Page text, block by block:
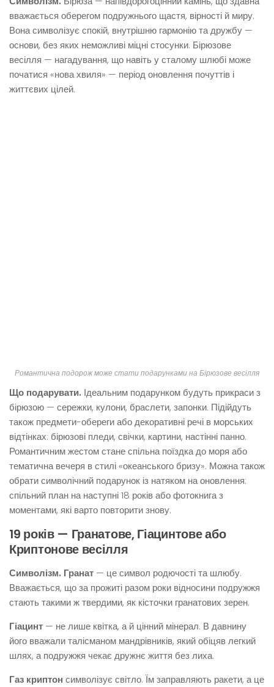
вважається оберегом подружнього щастя, вірності й миру.
Вона символізує спокій, внутрішню гармонію та дружбу —
основи, без яких неможливі міцні стосунки. Бірюзове
весілля — нагадування, що навіть у сталому шлюбі може
початися «нова хвиля» — період оновлення почуттів і
життєвих цілей.
Романтична подорож може стати подарунками на Бірюзове весілля
Що подарувати. Ідеальним подарунком будуть прикраси з
бірюзою — сережки, кулони, браслети, запонки. Підійдуть
також предмети-обереги або декоративні речі в морських
відтінках: бірюзові пледи, свічки, картини, настінні панно.
Романтичним жестом стане спільна поїздка до моря або
тематична вечеря в стилі «океанського бризу». Можна також
обрати символічний подарунок із натяком на оновлення:
спільний план на наступні 18 років або фотокнига з
моментами, які варто повторити знову.
19 років — Гранатове, Гіацинтове або
Криптонове весілля
Символізм. Гранат — це символ родючості та шлюбу.
Вважається, що за прожиті разом роки відносини подружжя
стають такими ж твердими, як кісточки гранатових зерен.
Гіацинт — не лише квітка, а й цінний мінерал. В давнину
його вважали талісманом мандрівників, який обіцяв легкий
шлях, а подружжя чекає дружнє життя без лиха.
Газ криптон символізує світло. Їм заправляють ракети, а це